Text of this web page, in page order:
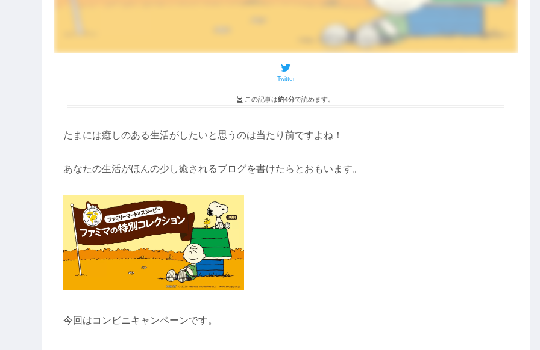
Twitter
この記事は約4分で読めます。
たまには癒しのある生活がしたいと思うのは当たり前ですよね！
あなたの生活がほんの少し癒されるブログを書けたらとおもいます。
今回はコンビニキャンペーンです。